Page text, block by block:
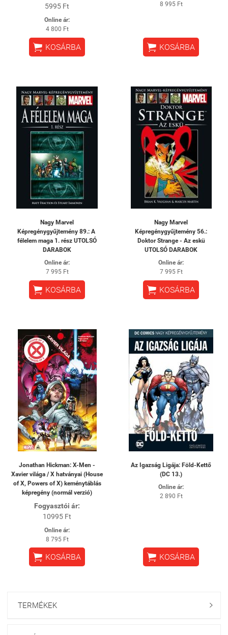
5995 Ft
Online ár:
4 800 Ft
 KOSÁRBA
8 995 Ft
 KOSÁRBA
Nagy Marvel
Képregénygyűjtemény 89.: A ​
félelem maga 1. rész UTOLSÓ
DARABOK
Online ár:
7 995 Ft
 KOSÁRBA
Nagy Marvel
Képregénygyűjtemény 56.:
Doktor Strange - Az eskü
UTOLSÓ DARABOK
Online ár:
7 995 Ft
 KOSÁRBA
Jonathan Hickman: X-Men -
Xavier világa / X hatványai (House
of X, Powers of X) keménytáblás
képregény (normál verzió)
Fogyasztói ár:
10995 Ft
Online ár:
8 795 Ft
 KOSÁRBA
Az Igazság Ligája: Föld-Kettő
(DC 13.)
Online ár:
2 890 Ft
 KOSÁRBA
TERMÉKEK 